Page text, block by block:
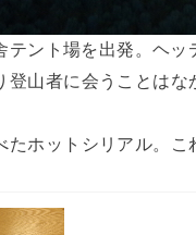
テント場を出発。ヘ
登山者に会うことは
たホットシリアル。